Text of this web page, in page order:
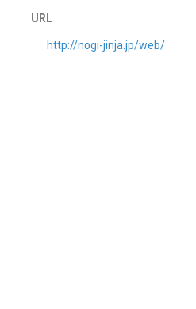
URL
http://nogi-jinja.jp/web/